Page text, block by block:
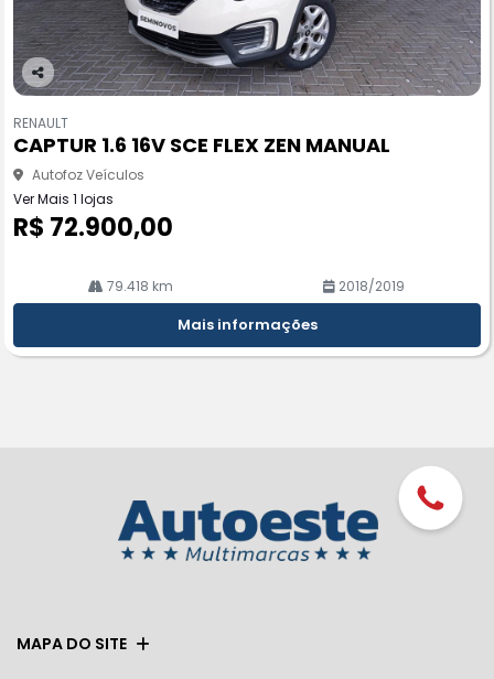
Co
pa
rtil
he
RENAULT
CAPTUR 1.6 16V SCE FLEX ZEN MANUAL
Autofoz Veículos
Ver Mais 1 lojas
R$ 72.900,00
79.418 km 2018/2019
Mais informações
MAPA DO SITE